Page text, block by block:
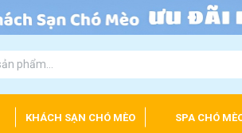
KHÁCH SẠN CHÓ MÈO SPA CHÓ